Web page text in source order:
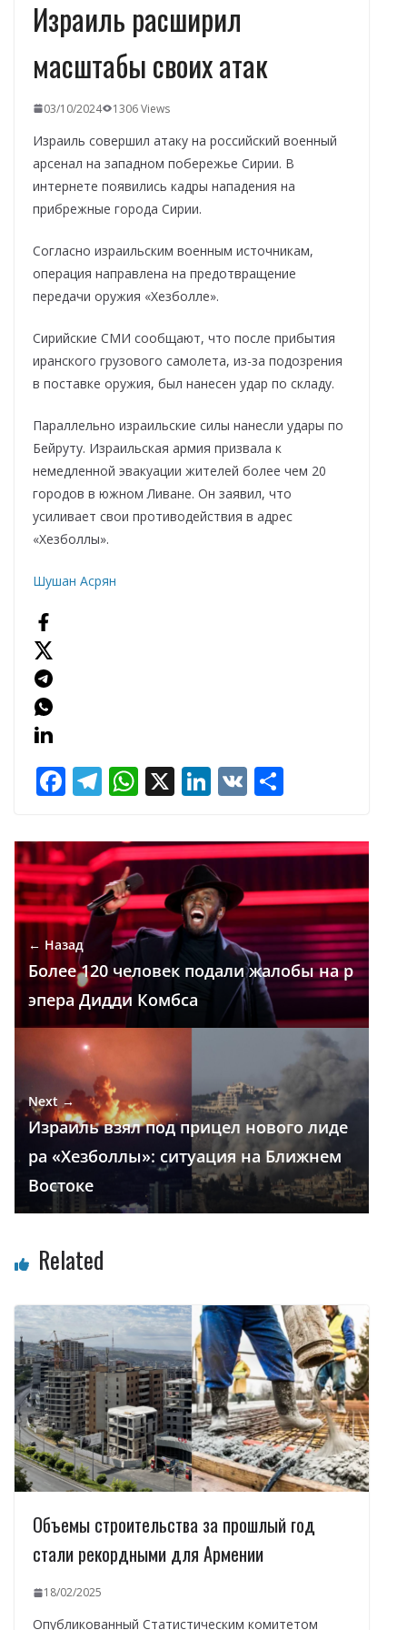
Израиль расширил
масштабы своих атак
03/10/2024 1306 Views
Израиль совершил атаку на российский военный
арсенал на западном побережье Сирии. В
интернете появились кадры нападения на
прибрежные города Сирии.
Согласно израильским военным источникам,
операция направлена на предотвращение
передачи оружия «Хезболле».
Сирийские СМИ сообщают, что после прибытия
иранского грузового самолета, из-за подозрения
в поставке оружия, был нанесен удар по складу.
Параллельно израильские силы нанесли удары по
Бейруту. Израильская армия призвала к
немедленной эвакуации жителей более чем 20
городов в южном Ливане. Он заявил, что
усиливает свои противодействия в адрес
«Хезболлы».
Шушан Асрян
F
e
b
o
o
k
T
e
gr
a
m
W
at
s
A
p
X Li
k
e
dI
n
V
п
р
а
в
и
т
ь
← Назад
Более 120 человек подали жалобы на р
эпера Дидди Комбса
Next →
Израиль взял под прицел нового лиде
ра «Хезболлы»: ситуация на Ближнем
Востоке
Related
Объемы строительства за прошлый год
стали рекордными для Армении
18/02/2025
Опубликованный Статистическим комитетом